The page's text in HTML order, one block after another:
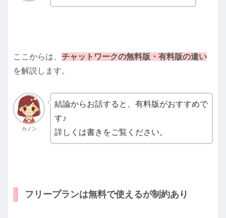
ここからは、 チャットワークの無料版・有料版の違い
を解説します。
カノン
結論からお話すると、有料版がおすすめで
す♪
詳しくは書きをご覧ください。
フリープランは無料で使えるが制約あり